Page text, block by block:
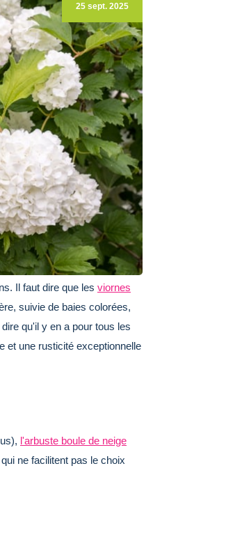
25 sept. 2025
Il faut dire que les viornes
suivie de baies colorées,
dire qu'il y en a pour tous les
et une rusticité exceptionnelle
l'arbuste boule de neige
ne facilitent pas le choix